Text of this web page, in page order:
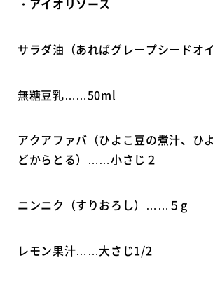
・アイオリソース
サラダ油（あればグレープシード
無糖豆乳……50ml
アクアファバ（ひよこ豆の煮汁、ひ
どからとる）……小さじ２
ニンニク（すりおろし）……５g
レモン果汁……大さじ1/2